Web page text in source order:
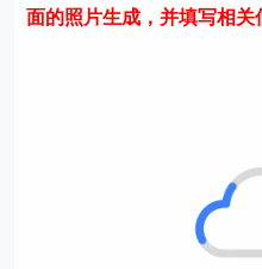
面的照片生成，并填写相关